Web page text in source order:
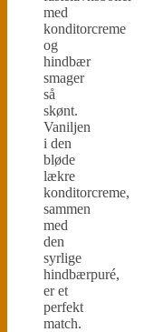
med
konditorcreme
og
hindbær
smager
så
skønt.
Vaniljen
i den
bløde
lækre
konditorcreme,
sammen
med
den
syrlige
hindbærpuré,
er et
perfekt
match.